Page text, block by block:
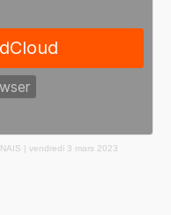
| vendredi 3 mars 2023